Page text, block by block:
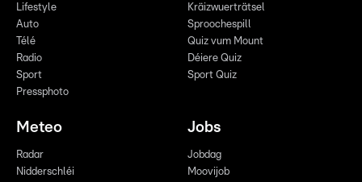
Lifestyle
Auto
Télé
Radio
Sport
Pressphoto
Kräizwuerträtsel
Sproochespill
Quiz vum Mount
Déiere Quiz
Sport Quiz
Meteo
Radar
Nidderschléi
Jobs
Jobdag
Moovijob